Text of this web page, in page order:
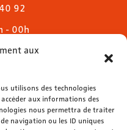
aux
utilisons des technologies
aux informations des
nous permettra de traiter
navigation ou les ID uniques
92
- 00h
- 00h